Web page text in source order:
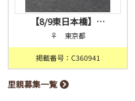
【8/9東日本橋】…
♀ 東京都
掲載番号：C360941
里親募集一覧